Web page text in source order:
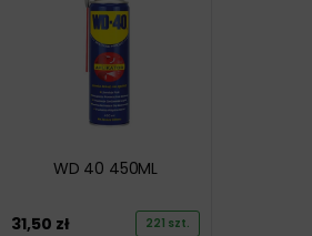
WD 40 450ML
31,50 zł 221 szt.